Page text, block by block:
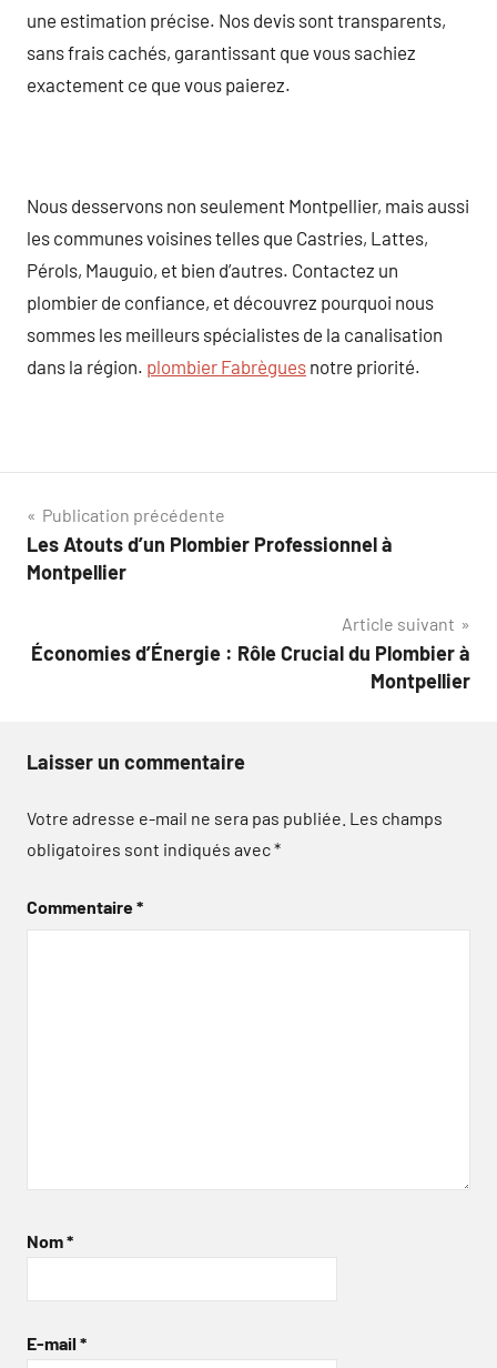
une estimation précise. Nos devis sont transparents,
sans frais cachés, garantissant que vous sachiez
exactement ce que vous paierez.
Nous desservons non seulement Montpellier, mais aussi
les communes voisines telles que Castries, Lattes,
Pérols, Mauguio, et bien d’autres. Contactez un
plombier de confiance, et découvrez pourquoi nous
sommes les meilleurs spécialistes de la canalisation
dans la région. plombier Fabrègues notre priorité.
Navigation
de
Publication précédente
Les Atouts d’un Plombier Professionnel à
Montpellier
Article suivant
Économies d’Énergie : Rôle Crucial du Plombier à
Montpellier
Laisser un commentaire
Votre adresse e-mail ne sera pas publiée. Les champs
obligatoires sont indiqués avec*
Commentaire*
Nom*
E-mail *